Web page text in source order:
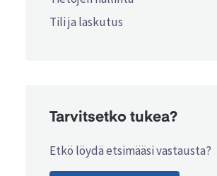
Tili ja laskutus
Tarvitsetko tukea?
Etkö löydä etsimääsi vastausta?